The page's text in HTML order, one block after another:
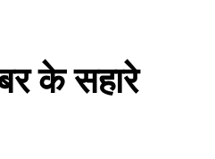
के सहारे